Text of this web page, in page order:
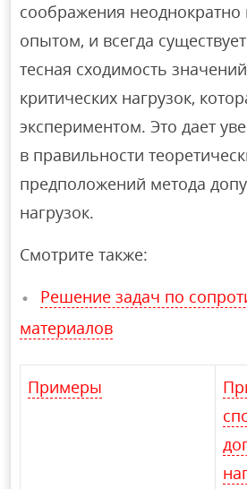
соображения неоднократно
опытом, и всегда
тесная сходимость
критических нагрузок,
экспериментом. Это дает
в правильности
предположений метода
нагрузок.
Смотрите также:
Решение задач по
материалов
Примеры